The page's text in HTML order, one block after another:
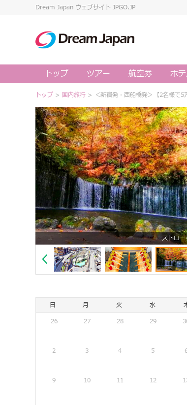
Dream Japan ウェブサイト JPGO.JP
トップ ツアー 航空券 ホ
トップ > 国内旅行 > ＜新宿発・西船橋発＞【2名様で
ストロ
日 月 火 水
26
27 28 29
2 3 4 5
9 10 11 12